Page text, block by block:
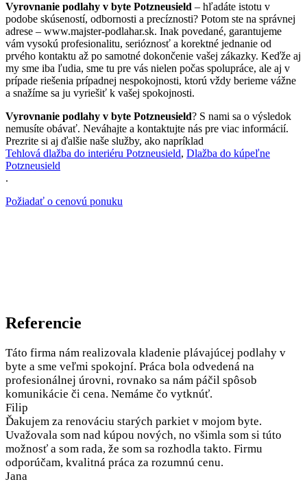
Vyrovnanie podlahy v byte Potzneusield – hľadáte istotu v
podobe skúseností, odbornosti a precíznosti? Potom ste na správnej
adrese – www.majster-podlahar.sk. Inak povedané, garantujeme
vám vysokú profesionalitu, serióznosť a korektné jednanie od
prvého kontaktu až po samotné dokončenie vašej zákazky. Keďže aj
my sme iba ľudia, sme tu pre vás nielen počas spolupráce, ale aj v
prípade riešenia prípadnej nespokojnosti, ktorú vždy berieme vážne
a snažíme sa ju vyriešiť k vašej spokojnosti.
Vyrovnanie podlahy v byte Potzneusield? S nami sa o výsledok
nemusíte obávať. Neváhajte a kontaktujte nás pre viac informácií.
Prezrite si aj ďalšie naše služby, ako napríklad
Tehlová dlažba do interiéru Potzneusield, Dlažba do kúpeľne
Potzneusield
.
Požiadať o cenovú ponuku
Referencie
Táto firma nám realizovala kladenie plávajúcej podlahy v
byte a sme veľmi spokojní. Práca bola odvedená na
profesionálnej úrovni, rovnako sa nám páčil spôsob
komunikácie či cena. Nemáme čo vytknúť.
Filip
Ďakujem za renováciu starých parkiet v mojom byte.
Uvažovala som nad kúpou nových, no všimla som si túto
možnosť a som rada, že som sa rozhodla takto. Firmu
odporúčam, kvalitná práca za rozumnú cenu.
Jana